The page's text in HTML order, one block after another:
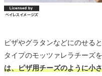
ピザやグラタンなどにのせる
タイプのモッツァレラチーズ
は、ピザ用チーズのように小